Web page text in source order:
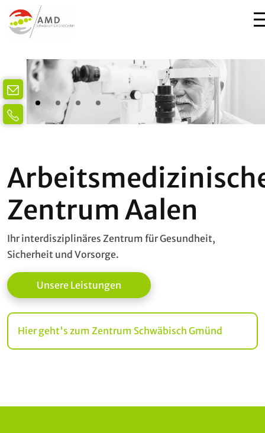
Zentrum Aalen
Ihr interdisziplinäres Zentrum für Gesundheit,
Sicherheit und Vorsorge.
Unsere Leistungen
Hier geht's zum Zentrum Schwäbisch Gmünd